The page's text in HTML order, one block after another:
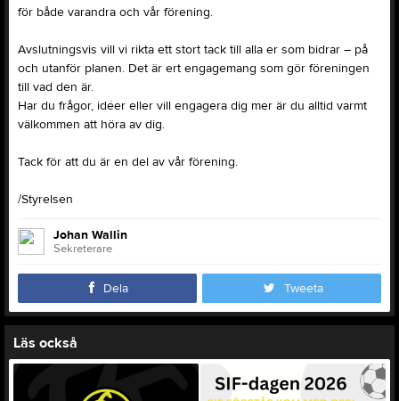
för både varandra och vår förening.
Avslutningsvis vill vi rikta ett stort tack till alla er som bidrar – på
och utanför planen. Det är ert engagemang som gör föreningen
till vad den är.
Har du frågor, idéer eller vill engagera dig mer är du alltid varmt
välkommen att höra av dig.
Tack för att du är en del av vår förening.
/Styrelsen
Johan Wallin
Sekreterare
Dela Tweeta
Läs också